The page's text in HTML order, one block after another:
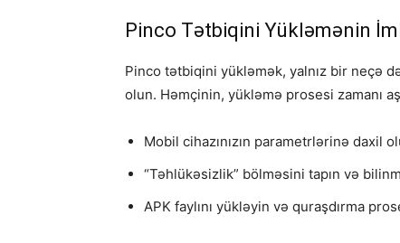
Pinco Tətbiqini Yükləmənin
Pinco tətbiqini yükləmək, yalnız bir neçə
olun. Həmçinin, yükləmə prosesi zamanı
Mobil cihazınızın parametrlərinə daxil
“Təhlükəsizlik” bölməsini tapın və
APK faylını yükləyin və quraşdırma